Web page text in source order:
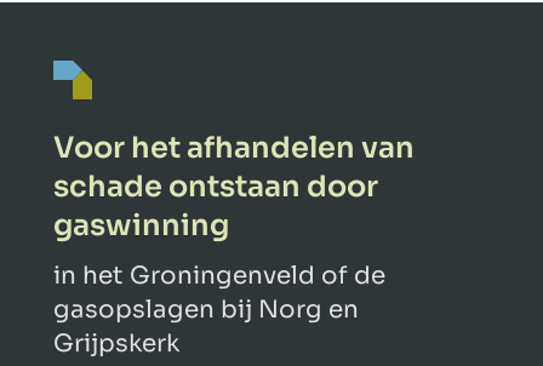
Voor het afhandelen van
schade ontstaan door
gaswinning
in het Groningenveld of de
gasopslagen bij Norg en
Grijpskerk